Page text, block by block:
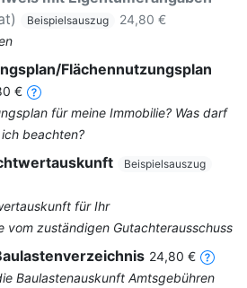
Beispielsauszug
24,80 €
Flächennutzungsplan
€
für meine Immobilie? Was darf
beachten?
Beispielsauszug
für Ihr
vom zuständigen Gutachterausschuss
24,80 €
Baulastenauskunft Amtsgebühren